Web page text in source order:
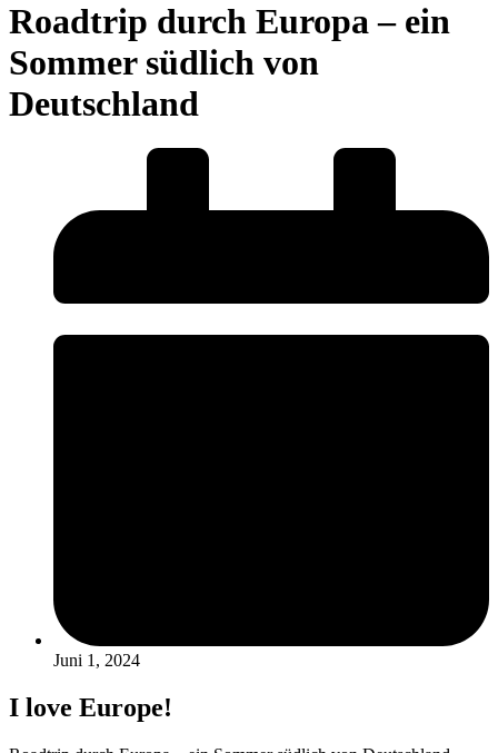
Roadtrip durch Europa – ein
Sommer südlich von
Deutschland
Juni 1, 2024
I love Europe!